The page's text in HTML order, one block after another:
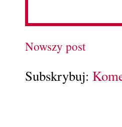
Nowszy post
Subskrybuj: